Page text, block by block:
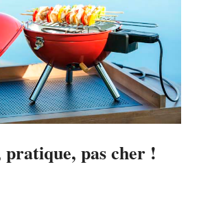
pas cher !